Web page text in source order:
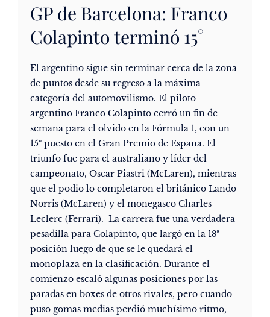
GP de Barcelona: Franco
Colapinto terminó 15°
El argentino sigue sin terminar cerca de la zona
de puntos desde su regreso a la máxima
categoría del automovilismo. El piloto
argentino Franco Colapinto cerró un fin de
semana para el olvido en la Fórmula 1, con un
15º puesto en el Gran Premio de España. El
triunfo fue para el australiano y líder del
campeonato, Oscar Piastri (McLaren), mientras
que el podio lo completaron el británico Lando
Norris (McLaren) y el monegasco Charles
Leclerc (Ferrari). La carrera fue una verdadera
pesadilla para Colapinto, que largó en la 18ª
posición luego de que se le quedará el
monoplaza en la clasificación. Durante el
comienzo escaló algunas posiciones por las
paradas en boxes de otros rivales, pero cuando
puso gomas medias perdió muchísimo ritmo,